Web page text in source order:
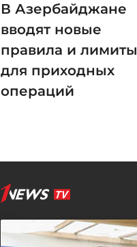
В Азербайджане
вводят новые
правила и лимиты
для приходных
операций